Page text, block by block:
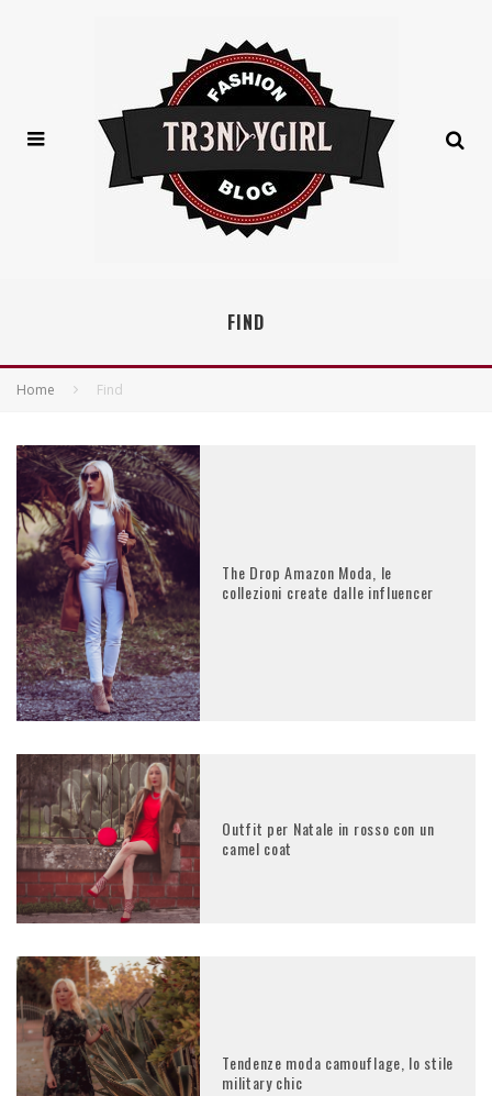
FIND
Home Find
The Drop Amazon Moda, le
collezioni create dalle influencer
Outfit per Natale in rosso con un
camel coat
Tendenze moda camouflage, lo stile
military chic